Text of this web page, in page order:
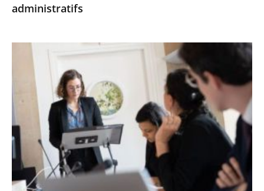
administratifs
Devenir
magistrat
administratif
par
tour
extérieur
la